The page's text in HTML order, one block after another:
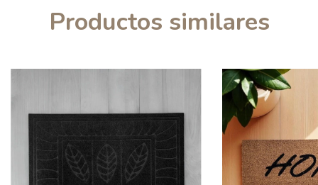
Productos similares